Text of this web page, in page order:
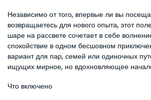
Независимо от того, впервые ли вы
возвращаетесь для нового опыта, этот
шаре на рассвете сочетает в себе
спокойствие в одном бесшовном
вариант для пар, семей или одиночных
ищущих мирное, но вдохновляющее
Что включено